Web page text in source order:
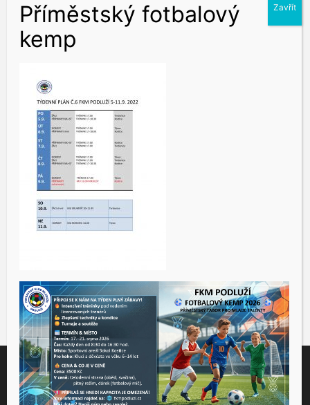
Tento web využívá soubory cookies ke správné funkčnosti a
analýze návštěvnosti. Souhlas k používání těchto dat nám
udělíte kliknutím na tlačítko "Přijmout".
Souhlas můžete odmítnoutzde